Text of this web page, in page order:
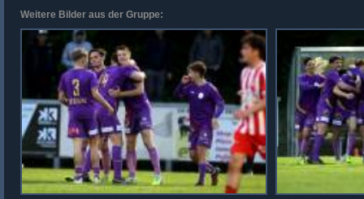
Weitere Bilder aus der Gruppe: